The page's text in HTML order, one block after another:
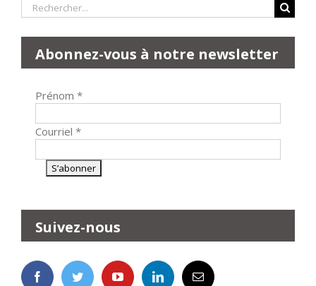
Rechercher:
Abonnez-vous à notre newsletter
Prénom *
Courriel *
Suivez-nous